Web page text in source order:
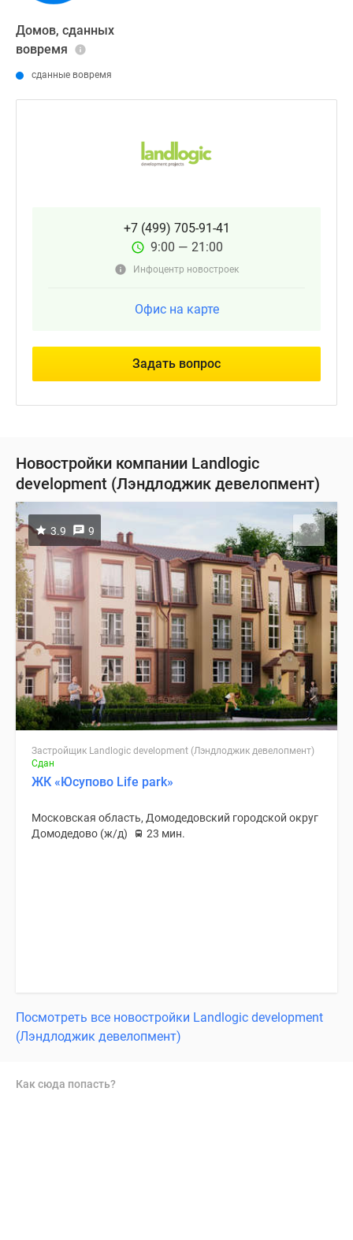
Домов, сданных
вовремя
сданные вовремя
+7 (499) 705-91-41
9:00 — 21:00
Инфоцентр новостроек
Офис на карте
Задать вопрос
Новостройки компании Landlogic
development (Лэндлоджик девелопмент)
3.9 9
Застройщик Landlogic development (Лэндлоджик девелопмент)
Сдан
ЖК «Юсупово Life park»
Московская область, Домодедовский городской округ
Домодедово (ж/д)
23 мин.
Посмотреть все новостройки Landlogic development
(Лэндлоджик девелопмент)
Как сюда попасть?